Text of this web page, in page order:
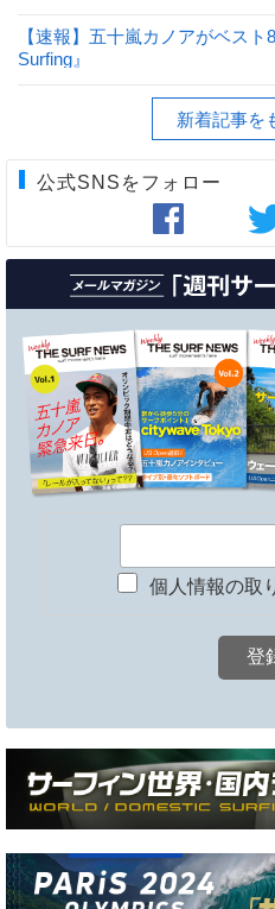
【速報】五十嵐カノアがベス
Surfing』
新着記事を
公式SNSをフォロー
個人情報の取